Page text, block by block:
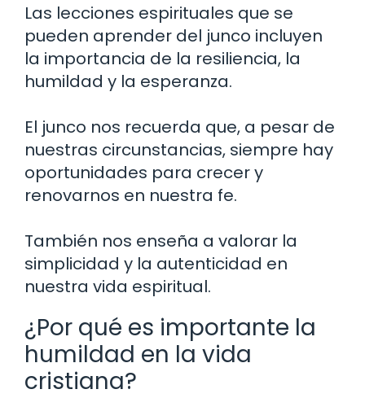
Las lecciones espirituales que se
pueden aprender del junco incluyen
la importancia de la resiliencia, la
humildad y la esperanza.
El junco nos recuerda que, a pesar de
nuestras circunstancias, siempre hay
oportunidades para crecer y
renovarnos en nuestra fe.
También nos enseña a valorar la
simplicidad y la autenticidad en
nuestra vida espiritual.
¿Por qué es importante la
humildad en la vida
cristiana?